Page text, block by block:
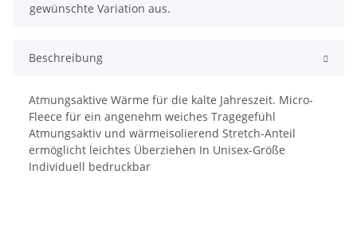
gewünschte Variation aus.
Beschreibung
Atmungsaktive Wärme für die kalte Jahreszeit. Micro-
Fleece für ein angenehm weiches Tragegefühl
Atmungsaktiv und wärmeisolierend Stretch-Anteil
ermöglicht leichtes Überziehen In Unisex-Größe
Individuell bedruckbar